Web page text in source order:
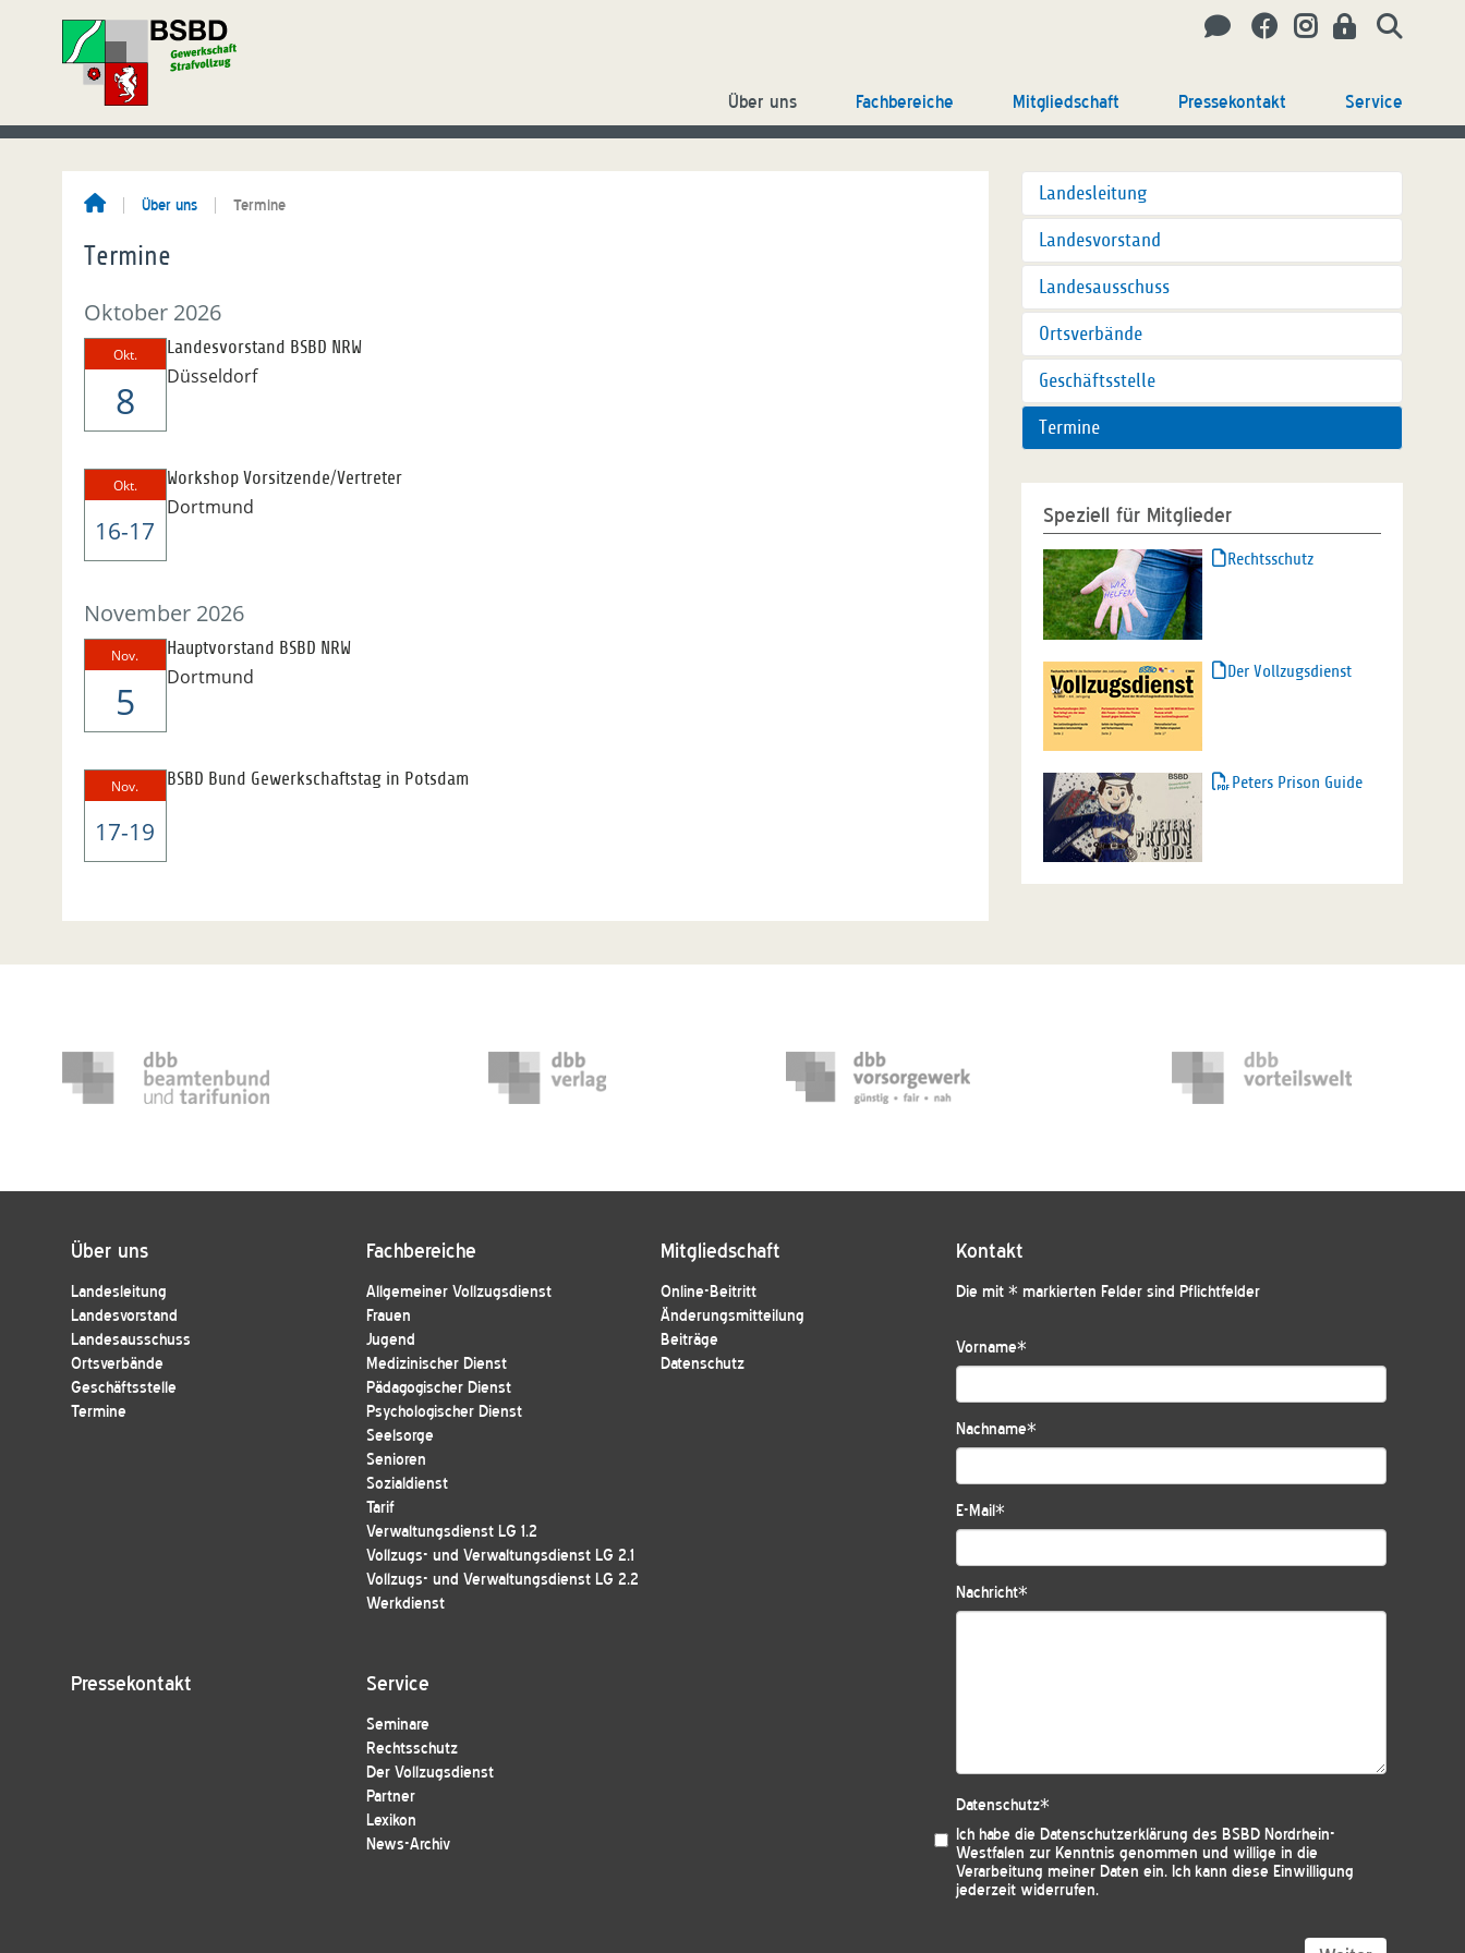
Über uns Fachbereiche Mitgliedschaft Pressekontakt Service
Über uns Termine
Termine
Oktober 2026
Okt.
8
Landesvorstand BSBD NRW
Düsseldorf
Okt.
16-17
Workshop Vorsitzende/Vertreter
Dortmund
November 2026
Nov.
5
Hauptvorstand BSBD NRW
Dortmund
Nov.
17-19
BSBD Bund Gewerkschaftstag in Potsdam
Landesleitung
Landesvorstand
Landesausschuss
Ortsverbände
Geschäftsstelle
Termine
Speziell für Mitglieder
Rechtsschutz
Der Vollzugsdienst
Peters Prison Guide
Über uns
Landesleitung
Landesvorstand
Landesausschuss
Ortsverbände
Geschäftsstelle
Termine
Fachbereiche
Allgemeiner Vollzugsdienst
Frauen
Jugend
Medizinischer Dienst
Pädagogischer Dienst
Psychologischer Dienst
Seelsorge
Senioren
Sozialdienst
Tarif
Verwaltungsdienst LG 1.2
Vollzugs- und Verwaltungsdienst LG 2.1
Vollzugs- und Verwaltungsdienst LG 2.2
Werkdienst
Mitgliedschaft
Online-Beitritt
Änderungsmitteilung
Beiträge
Datenschutz
Pressekontakt Service
Seminare
Rechtsschutz
Der Vollzugsdienst
Partner
Lexikon
News-Archiv
Kontakt
Die mit * markierten Felder sind Pflichtfelder
Vorname*
Nachname*
E-Mail*
Nachricht*
Datenschutz*
Ich habe die Datenschutzerklärung des BSBD Nordrhein-
Westfalen zur Kenntnis genommen und willige in die
Verarbeitung meiner Daten ein. Ich kann diese Einwilligung
jederzeit widerrufen.